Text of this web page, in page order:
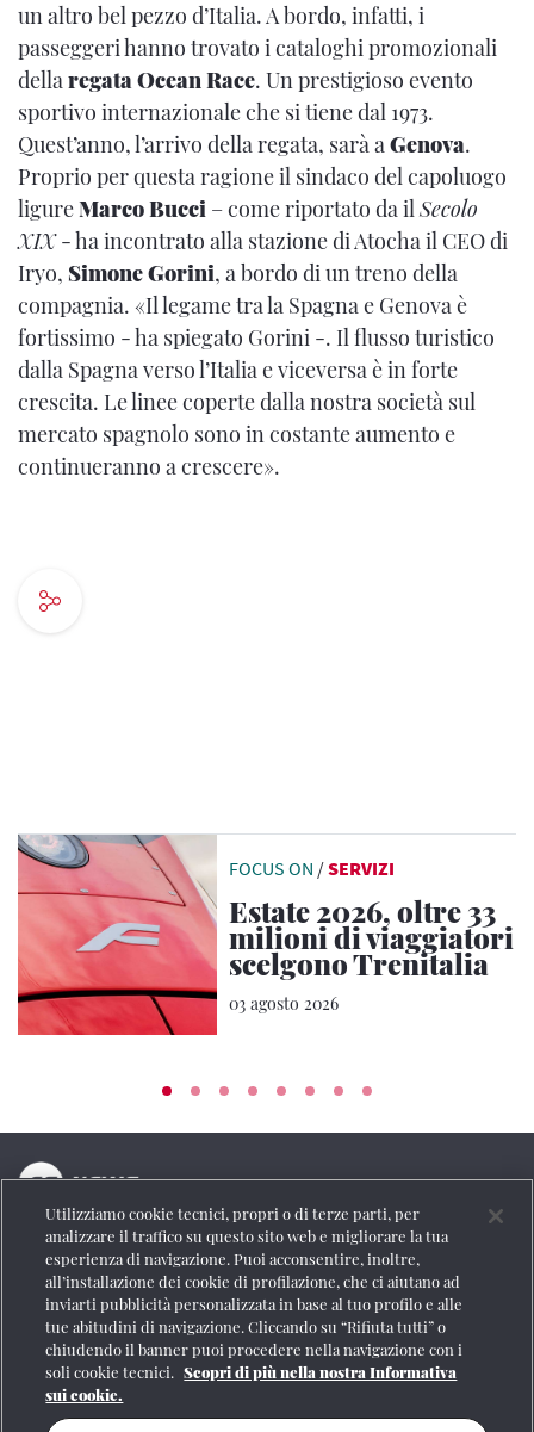
un altro bel pezzo d’Italia. A bordo, infatti, i
passeggeri hanno trovato i cataloghi promozionali
dellaregata Ocean Race. Un prestigioso evento
sportivo internazionale che si tiene dal 1973.
Quest’anno, l’arrivo della regata, sarà aGenova.
Proprio per questa ragione il sindaco del capoluogo
ligureMarco Bucci – come riportato da ilSecolo
XIX- ha incontrato alla stazione di Atocha il CEO di
Iryo, Simone Gorini, a bordo di un treno della
compagnia. «Il legame tra la Spagna e Genova è
fortissimo - ha spiegato Gorini -. Il flusso turistico
dalla Spagna verso l’Italia e viceversa è in forte
crescita. Le linee coperte dalla nostra società sul
mercato spagnolo sono in costante aumento e
continueranno a crescere».
FOCUS ON /SERVIZI
Estate 2026, oltre 33
milioni di viaggiatori
scelgono Trenitalia
03 agosto 2026
La testata online del Gruppo FS Italiane
Social
Se vuoi contattarci o avere altre informazioni
Utilizziamo cookie tecnici, propri o di terze parti, per
analizzare il traffico su questo sito web e migliorare la tua
esperienza di navigazione. Puoi acconsentire, inoltre,
all’installazione dei cookie di profilazione, che ci aiutano ad
inviarti pubblicità personalizzata in base al tuo profilo e alle
tue abitudini di navigazione. Cliccando su “Rifiuta tutti” o
chiudendo il banner puoi procedere nella navigazione con i
soli cookie tecnici. Scopri di più nella nostra Informativa
sui cookie.